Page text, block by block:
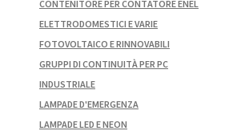
CONTENITORE PER CONTATORE ENEL
ELETTRODOMESTICI E VARIE
FOTOVOLTAICO E RINNOVABILI
GRUPPI DI CONTINUITÀ PER PC
INDUSTRIALE
LAMPADE D'EMERGENZA
LAMPADE LED E NEON